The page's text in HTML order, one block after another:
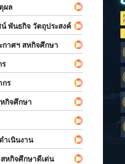
ผล
พันธกิจ วัตถุประสงค์
าศฯ สหกิจศึกษา
ร
กิจศึกษา
เนินงาน
กิจศึกษาดีเด่น